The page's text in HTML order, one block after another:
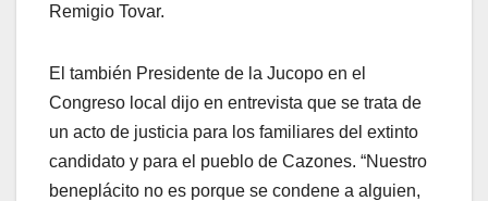
Remigio Tovar.
El también Presidente de la Jucopo en el
Congreso local dijo en entrevista que se trata de
un acto de justicia para los familiares del extinto
candidato y para el pueblo de Cazones. “Nuestro
beneplácito no es porque se condene a alguien,